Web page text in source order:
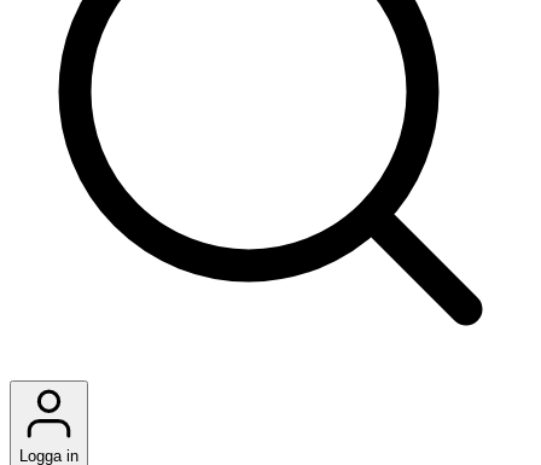
Logga in